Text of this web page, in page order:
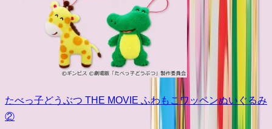
たべっ子どうぶつ THE MOVIE ふわもこワッペンぬいぐるみ
②